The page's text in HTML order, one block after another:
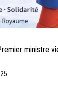
ministre